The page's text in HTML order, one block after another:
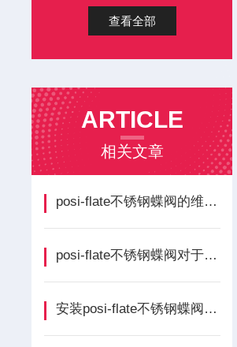
查看全部
ARTICLE
相关文章
posi-flate不锈钢蝶阀的维修方法分享
posi-flate不锈钢蝶阀对于安装的要求分享
安装posi-flate不锈钢蝶阀前的检查工作不能少